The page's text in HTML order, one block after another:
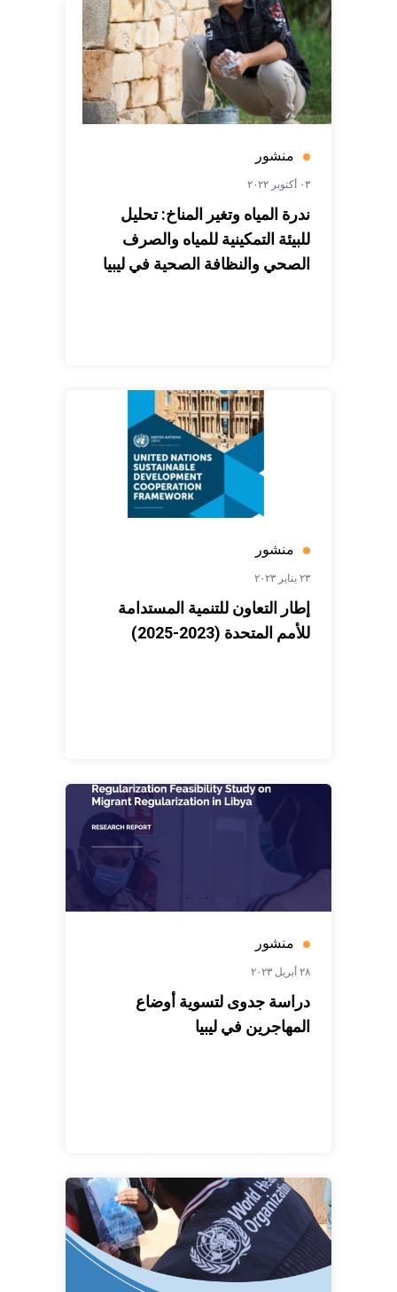
منشور
٠٣ أكتوبر ٢٠٢٢
ندرة المياه وتغير المناخ: تحليل
للبيئة التمكينية للمياه والصرف
الصحي والنظافة الصحية في ليبيا
منشور
٢٣ يناير ٢٠٢٣
إطار التعاون للتنمية المستدامة
للأمم المتحدة (2023-2025)
منشور
٢٨ أبريل ٢٠٢٣
دراسة جدوى لتسوية أوضاع
المهاجرين في ليبيا